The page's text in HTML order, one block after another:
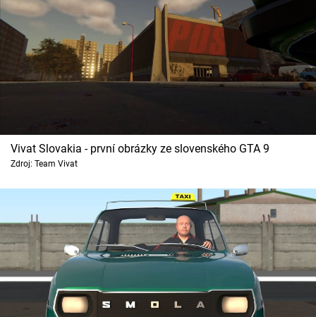
Vivat Slovakia - první obrázky ze slovenského GTA 9
Zdroj: Team Vivat